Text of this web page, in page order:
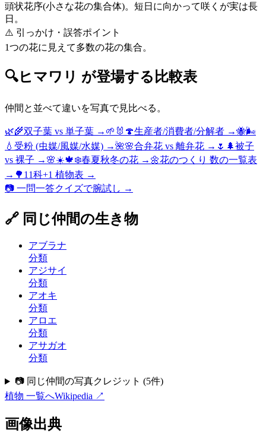
頭状花序(小さな花の集合体)。短日に向かって咲くが実は長
日。
⚠️ 引っかけ・誤答ポイント
1つの花に見えて多数の花の集合。
🔍ヒマワリ が登場する比較表
仲間と並べて違いを写真で見比べる。
🌿🌾双子葉 vs 単子葉 → 🌱🐰🍄生産者/消費者/分解者 →🐝🌬️
💧 受粉 (虫媒/風媒/水媒) →🌺🌸合弁花 vs 離弁花 → 🌷🌲被子
vs 裸子 → 🌸☀️🍁❄️春夏秋冬の花 → 🌼花のつくり 数の一覧表
→ 🌳 11科+1 植物表 →
📷 一問一答クイズで腕試し →
🔗 同じ仲間の生き物
アブラナ
分類
アジサイ
分類
アオキ
分類
アロエ
分類
アサガオ
分類
📷 同じ仲間の写真クレジット (5件)
植物 一覧へWikipedia ↗
画像出典